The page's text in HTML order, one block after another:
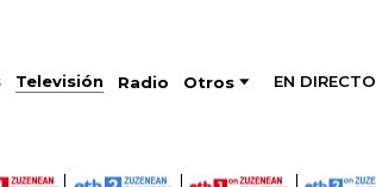
Televisión Radio Otros EN DIRECTO